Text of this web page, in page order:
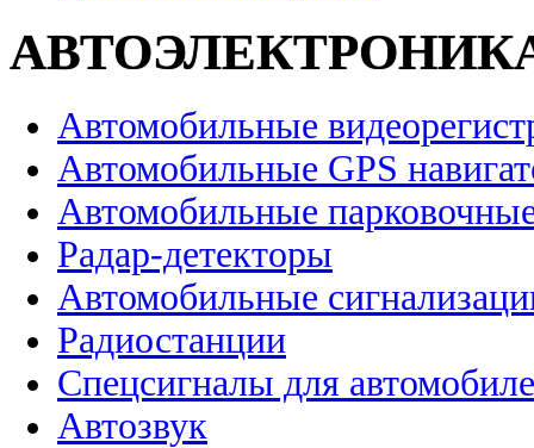
Автомобильные
Автомобильные GPS
Автомобильные
Радар-детекторы
Автомобильные
Радиостанции
Спецсигналы для
Автозвук